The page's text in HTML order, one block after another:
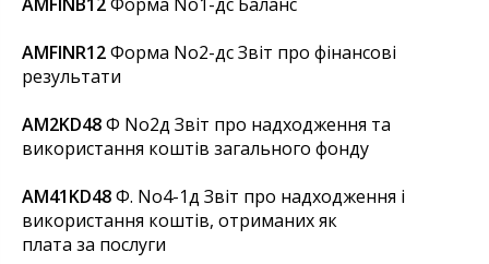
AMFINR12Форма No2-дс Звіт про фінансові
результати
AM2KD48Ф No2д Звіт про надходження та
використання коштів загального фонду
AM41KD48Ф. No4-1д Звіт про надходження і
використання коштів, отриманих як
плата за послуги